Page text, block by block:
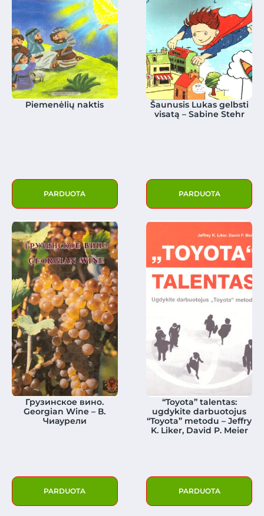
Piemenėlių naktis
PARDUOTA
Šaunusis Lukas gelbsti
visatą – Sabine Stehr
PARDUOTA
Грузинское вино.
Georgian Wine – В.
Чиаурели
PARDUOTA
“Toyota” talentas:
ugdykite darbuotojus
“Toyota” metodu – Jeffry
K. Liker, David P. Meier
PARDUOTA